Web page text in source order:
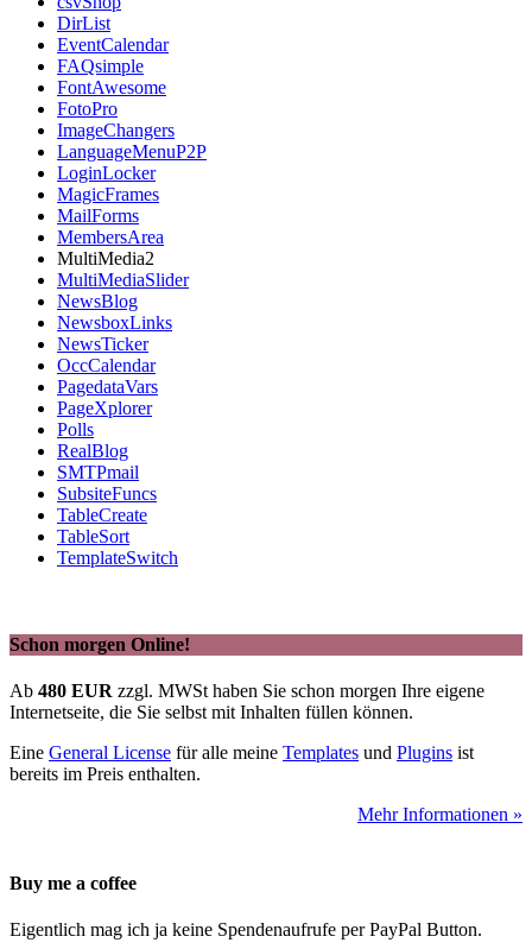
DirList
EventCalendar
FAQsimple
FontAwesome
FotoPro
ImageChangers
LanguageMenuP2P
LoginLocker
MagicFrames
MailForms
MembersArea
MultiMedia2
MultiMediaSlider
NewsBlog
NewsboxLinks
NewsTicker
OccCalendar
PagedataVars
PageXplorer
Polls
RealBlog
SMTPmail
SubsiteFuncs
TableCreate
TableSort
TemplateSwitch
Schon morgen Online!
Ab 480 EUR zzgl. MWSt haben Sie schon morgen Ihre eigene
Internetseite, die Sie selbst mit Inhalten füllen können.
Eine General License für alle meine Templates und Plugins ist
bereits im Preis enthalten.
Mehr Informationen »
Buy me a coffee
Eigentlich mag ich ja keine Spendenaufrufe per PayPal Button.